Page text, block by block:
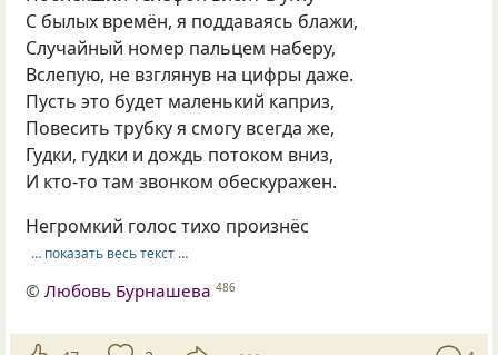
С былых времён, я поддаваясь блажи,
Случайный номер пальцем наберу,
Вслепую, не взглянув на цифры даже.
Пусть это будет маленький каприз,
Повесить трубку я смогу всегда же,
Гудки, гудки и дождь потоком вниз,
И кто-то там звонком обескуражен.
Негромкий голос тихо произнёс
… показать весь текст …
©Любовь Бурнашева 486